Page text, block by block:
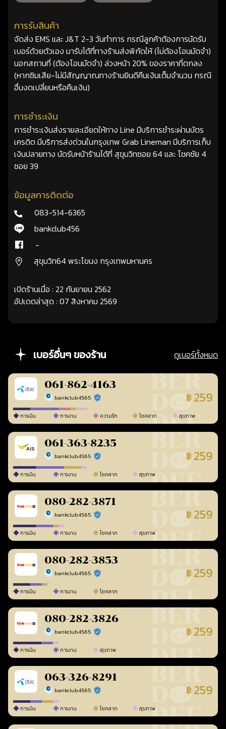
การรับสินค้า
จัดส่ง EMS และ J&T 2-3 วันทำการ กรณีลูกค้าต้องการนัดรับ
เบอร์ด้วยตัวเอง มารับได้ที่ทางร้านส่งพิกัดให้ (ไม่ต้องโอนมัดจำ)
นอกสถานที่ (ต้องโอนมัดจำ) ล่วงหน้า 20% ของราคาที่ตกลง
(หากซิมเสีย-ไม่มีสัญญาณทางร้านยินดีคืนเงินเต็มจำนวน กรณี
อื่นงดเปลี่ยนหรือคืนเงิน)
การชำระเงิน
การชำระเงินส่งรายละเอียดให้ทาง Line มีบริการชำระผ่านบัตร
เครดิต มีบริการส่งด่วนในกรุงเทพ Grab Lineman มีบริการเก็บ
เงินปลายทาง นัดรับหน้าร้านได้ที่ สุขุมวิทซอย 64 และ โชคชัย 4
ซอย 39
ข้อมูลการติดต่อ
083-514-6365
bankclub456
-
สุขุมวิท64 พระโขนง กรุงเทพมหานคร
เปิดร้านเมื่อ : 22 กันยายน 2562
อัปเดตล่าสุด : 07 สิงหาคม 2569
เบอร์อื่นๆ ของร้าน ดูเบอร์ทั้งหมด
061-862-4163
bankclub4565 ร้านยืนยันแล้ว ฿ 259
การเงิน การงาน ความรัก โชคลาภ สุขภาพ
061-363-8235
bankclub4565 ร้านยืนยันแล้ว ฿ 259
การเงิน การงาน โชคลาภ สุขภาพ
080-282-3871
bankclub4565 ร้านยืนยันแล้ว ฿ 259
การเงิน การงาน โชคลาภ สุขภาพ
080-282-3853
bankclub4565 ร้านยืนยันแล้ว ฿ 259
การเงิน การงาน โชคลาภ
080-282-3826
bankclub4565 ร้านยืนยันแล้ว ฿ 259
การเงิน การงาน สุขภาพ
063-326-8291
bankclub4565 ร้านยืนยันแล้ว ฿ 259
การเงิน การงาน โชคลาภ สุขภาพ